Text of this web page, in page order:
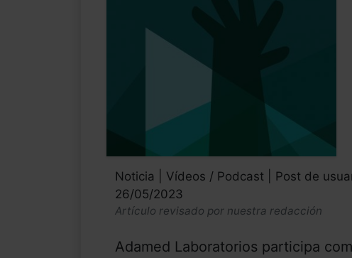
Noticia | Vídeos / Podcast | Post de
26/05/2023
Artículo revisado por nuestra redacción
Adamed Laboratorios participa